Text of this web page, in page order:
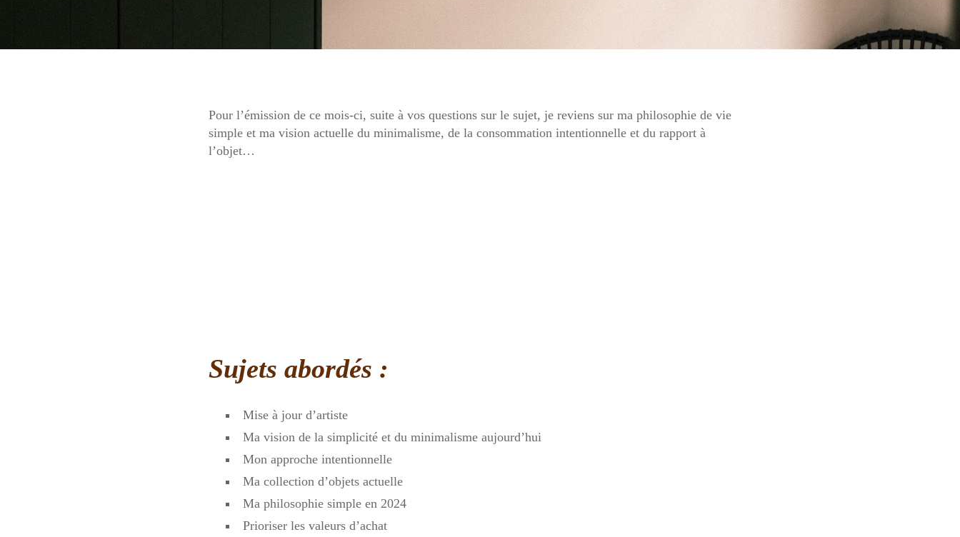
Pour l’émission de ce mois-ci, suite à vos questions sur le sujet, je reviens sur ma philosophie de vie
simple et ma vision actuelle du minimalisme, de la consommation intentionnelle et du rapport à
l’objet…
Sujets abordés :
Mise à jour d’artiste
Ma vision de la simplicité et du minimalisme aujourd’hui
Mon approche intentionnelle
Ma collection d’objets actuelle
Ma philosophie simple en 2024
Prioriser les valeurs d’achat